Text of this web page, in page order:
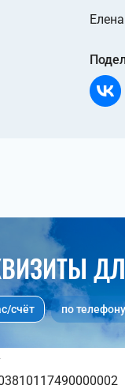
счёт по телефону